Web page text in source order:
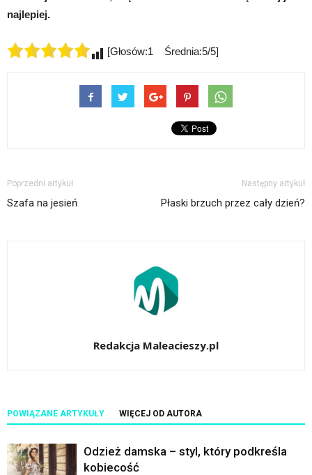
najlepiej.
[Głosów:1 Średnia:5/5]
Poprzedni artykuł
Szafa na jesień
Następny artykuł
Płaski brzuch przez cały dzień?
Redakcja Maleacieszy.pl
POWIĄZANE ARTYKUŁY WIĘCEJ OD AUTORA
Odzież damska – styl, który podkreśla
kobiecość